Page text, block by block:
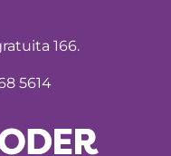
166.
5614